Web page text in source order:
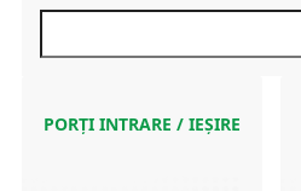
PORȚI INTRARE / IEȘIRE